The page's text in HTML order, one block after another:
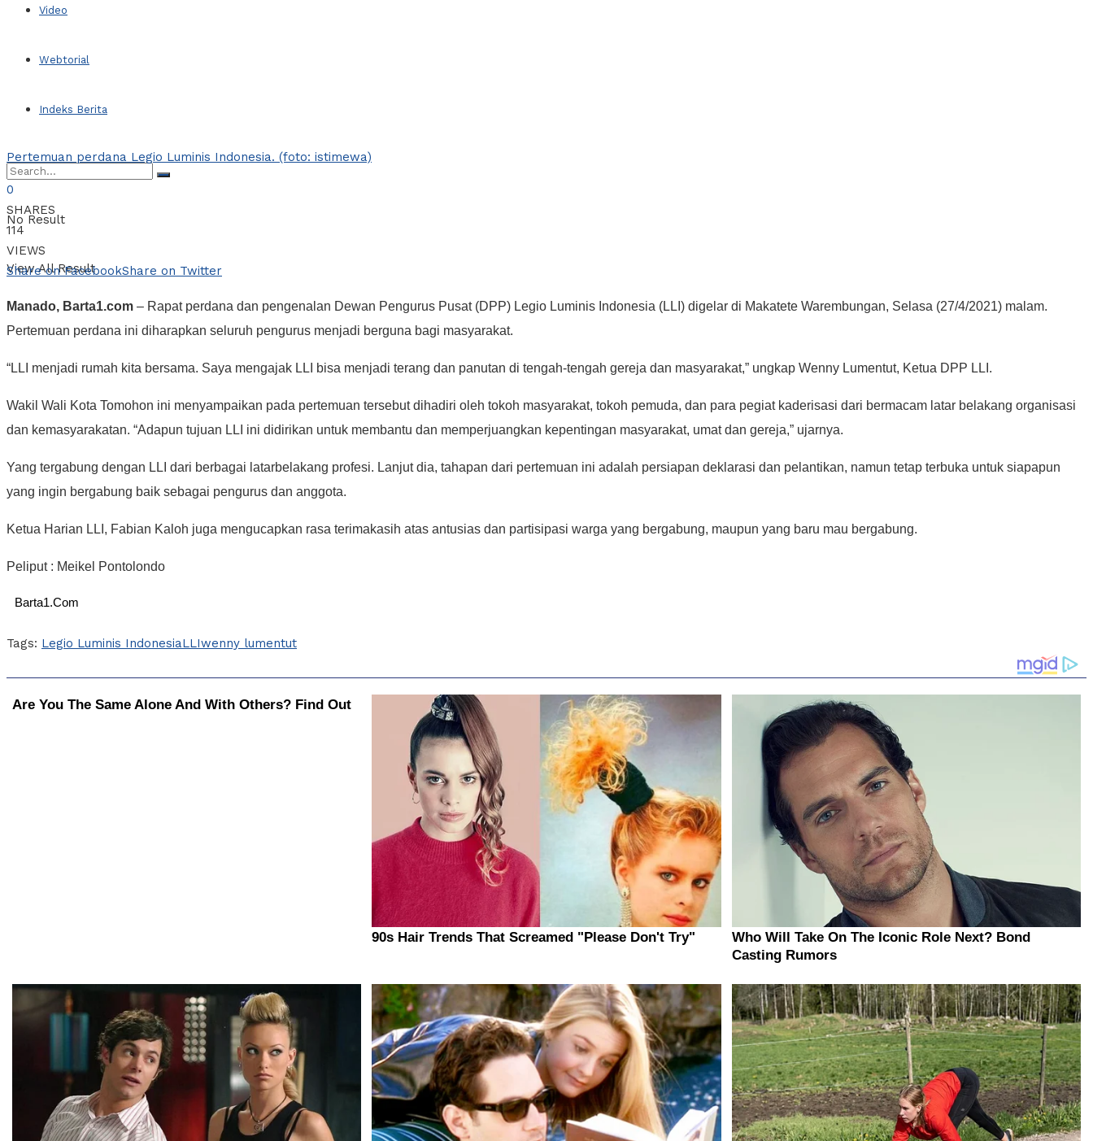
Video
Webtorial
Indeks Berita
No Result
View All Result
Pertemuan perdana Legio Luminis Indonesia. (foto: istimewa)
0
SHARES
114
VIEWS
Share on FacebookShare on Twitter
Manado, Barta1.com – Rapat perdana dan pengenalan Dewan Pengurus Pusat (DPP) Legio Luminis Indonesia (LLI) digelar di Makatete Warembungan, Selasa (27/4/2021) malam.
Pertemuan perdana ini diharapkan seluruh pengurus menjadi berguna bagi masyarakat.
“LLI menjadi rumah kita bersama. Saya mengajak LLI bisa menjadi terang dan panutan di tengah-tengah gereja dan masyarakat,” ungkap Wenny Lumentut, Ketua DPP LLI.
Wakil Wali Kota Tomohon ini menyampaikan pada pertemuan tersebut dihadiri oleh tokoh masyarakat, tokoh pemuda, dan para pegiat kaderisasi dari bermacam latar belakang organisasi
dan kemasyarakatan. “Adapun tujuan LLI ini didirikan untuk membantu dan memperjuangkan kepentingan masyarakat, umat dan gereja,” ujarnya.
Yang tergabung dengan LLI dari berbagai latarbelakang profesi. Lanjut dia, tahapan dari pertemuan ini adalah persiapan deklarasi dan pelantikan, namun tetap terbuka untuk siapapun
yang ingin bergabung baik sebagai pengurus dan anggota.
Ketua Harian LLI, Fabian Kaloh juga mengucapkan rasa terimakasih atas antusias dan partisipasi warga yang bergabung, maupun yang baru mau bergabung.
Peliput : Meikel Pontolondo
Barta1.Com
Tags: Legio Luminis IndonesiaLLIwenny lumentut